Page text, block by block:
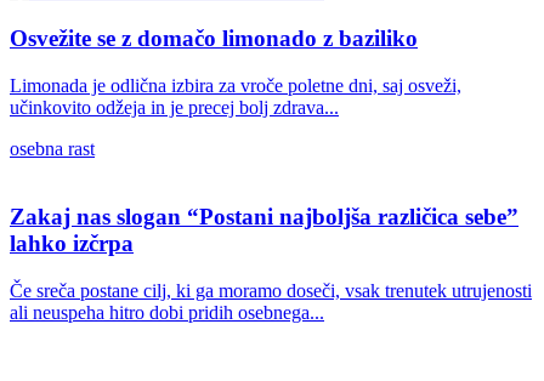
Osvežite se z domačo limonado z baziliko
Limonada je odlična izbira za vroče poletne dni, saj osveži,
učinkovito odžeja in je precej bolj zdrava...
osebna rast
Zakaj nas slogan “Postani najboljša različica sebe”
lahko izčrpa
Če sreča postane cilj, ki ga moramo doseči, vsak trenutek utrujenosti
ali neuspeha hitro dobi pridih osebnega...